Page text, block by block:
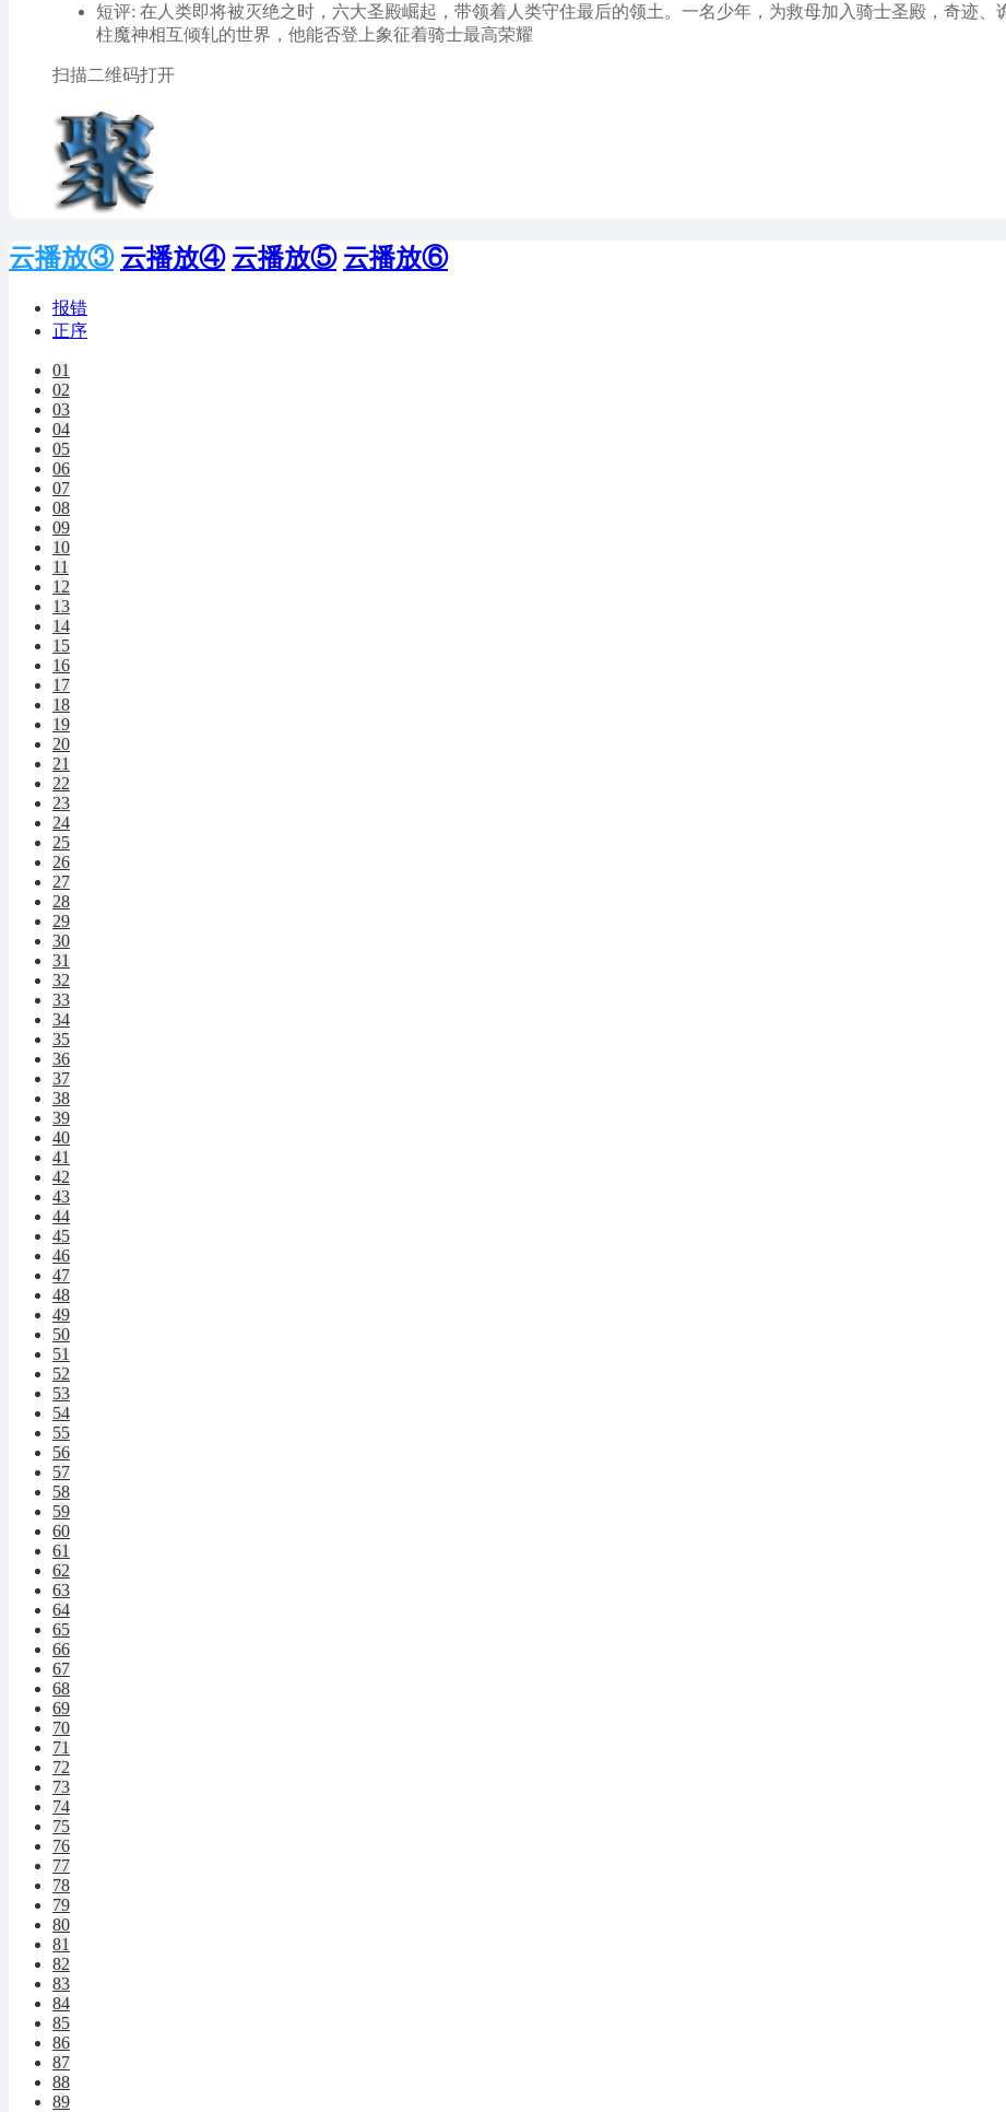
短评: 在人类即将被灭绝之时，六大圣殿崛起，带领着人类守住最后的领土。一名少年，为救母加入骑士圣殿，奇迹
柱魔神相互倾轧的世界，他能否登上象征着骑士最高荣耀
扫描二维码打开
云播放③ 云播放④ 云播放⑤ 云播放⑥
报错
正序
01
02
03
04
05
06
07
08
09
10
11
12
13
14
15
16
17
18
19
20
21
22
23
24
25
26
27
28
29
30
31
32
33
34
35
36
37
38
39
40
41
42
43
44
45
46
47
48
49
50
51
52
53
54
55
56
57
58
59
60
61
62
63
64
65
66
67
68
69
70
71
72
73
74
75
76
77
78
79
80
81
82
83
84
85
86
87
88
89